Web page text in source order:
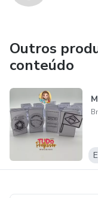
Outros
conteúdo